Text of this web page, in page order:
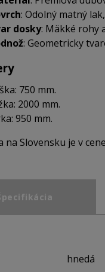
: Odolný matný
dosky: Mäkké rohy
: Geometricky
750 mm.
2000 mm.
950 mm.
na Slovensku je v
hnedá